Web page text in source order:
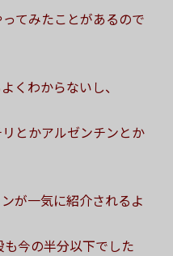
てみたことがあるので
くわからないし、
リとかアルゼンチンとか
が一気に紹介されるよ
も今の半分以下でした